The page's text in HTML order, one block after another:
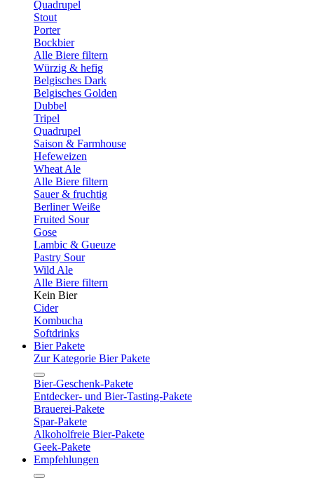
Quadrupel
Stout
Porter
Bockbier
Alle Biere filtern
Würzig & hefig
Belgisches Dark
Belgisches Golden
Dubbel
Tripel
Quadrupel
Saison & Farmhouse
Hefeweizen
Wheat Ale
Alle Biere filtern
Sauer & fruchtig
Berliner Weiße
Fruited Sour
Gose
Lambic & Gueuze
Pastry Sour
Wild Ale
Alle Biere filtern
Kein Bier
Cider
Kombucha
Softdrinks
Bier Pakete
Zur Kategorie Bier Pakete
Bier-Geschenk-Pakete
Entdecker- und Bier-Tasting-Pakete
Brauerei-Pakete
Spar-Pakete
Alkoholfreie Bier-Pakete
Geek-Pakete
Empfehlungen